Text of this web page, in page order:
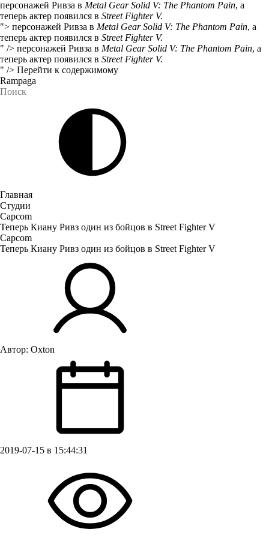
персонажей Ривза в Metal Gear Solid V: The Phantom Pain, а
теперь актер появился в Street Fighter V.
"> персонажей Ривза в Metal Gear Solid V: The Phantom Pain, а
теперь актер появился в Street Fighter V.
" /> персонажей Ривза в Metal Gear Solid V: The Phantom Pain, а
теперь актер появился в Street Fighter V.
" /> Перейти к содержимому
Rampaga
Главная
Студии
Capcom
Теперь Киану Ривз один из бойцов в Street Fighter V
Capcom
Теперь Киану Ривз один из бойцов в Street Fighter V
Автор: Oxton
2019-07-15 в 15:44:31